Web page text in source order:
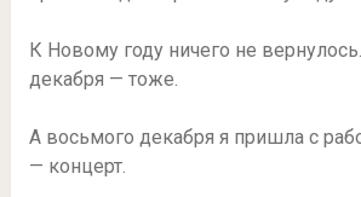
К Новому году ничего не
декабря — тоже.
А восьмого декабря я пришла с
— концерт.